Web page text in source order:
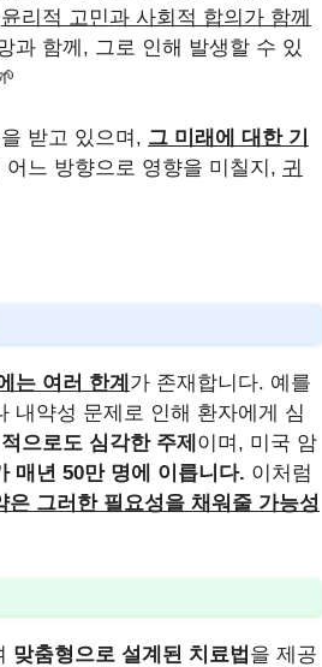
윤리적 고민과 사회적 합의가 함께
과 함께, 그로 인해 발생할 수 있
받고 있으며, 그 미래에 대한 기
느 방향으로 영향을 미칠지, 귀
는 여러 한계 가 존재합니다. 예를
내약성 문제로 인해 환자에게 심
으로도 심각한 주제 이며, 미국 암
매년 50만 명에 이릅니다. 이처럼
은 그러한 필요성을 채워줄 가능성
맞춤형으로 설계된 치료법 을 제공